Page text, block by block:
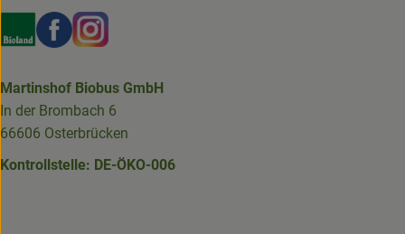
Externer Link zu https://www.bioland.de/verbraucher
Externer Link zu https://www.facebook.com/
Externer Link zu https://www.instagram.com/
Martinshof Biobus GmbH
In der Brombach 6
66606 Osterbrücken
Kontrollstelle: DE-ÖKO-006